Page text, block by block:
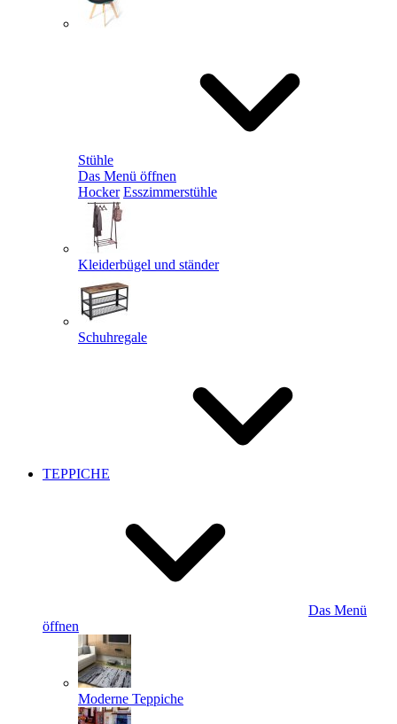
Stühle
Das Menü öffnen
Hocker Esszimmerstühle
Kleiderbügel und ständer
Schuhregale
TEPPICHE
Das Menü
öffnen
Moderne Teppiche